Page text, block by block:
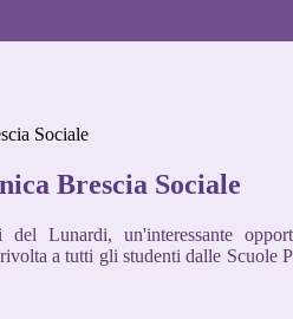
Sociale
Brescia Sociale
Lunardi, un'interessante
a tutti gli studenti dalle Scuole